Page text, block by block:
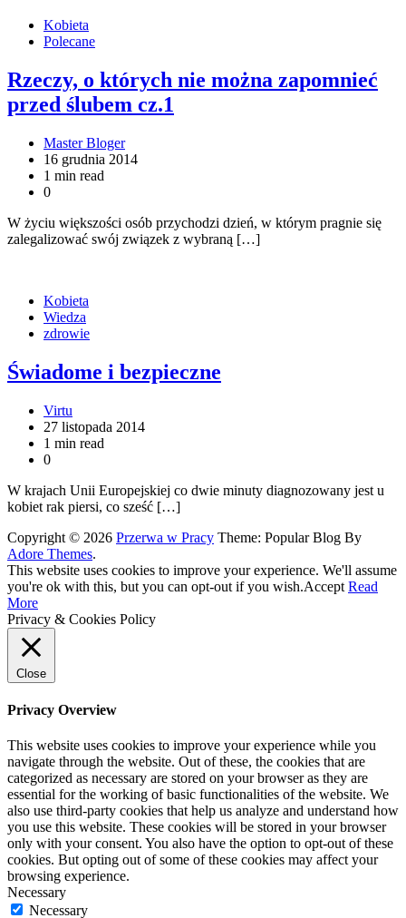
Kobieta
Polecane
Rzeczy, o których nie można zapomnieć
przed ślubem cz.1
Master Bloger
16 grudnia 2014
1 min read
0
W życiu większości osób przychodzi dzień, w którym pragnie się
zalegalizować swój związek z wybraną […]
Kobieta
Wiedza
zdrowie
Świadome i bezpieczne
Virtu
27 listopada 2014
1 min read
0
W krajach Unii Europejskiej co dwie minuty diagnozowany jest u
kobiet rak piersi, co sześć […]
Copyright © 2026 Przerwa w Pracy Theme: Popular Blog By
Adore Themes.
This website uses cookies to improve your experience. We'll assume
you're ok with this, but you can opt-out if you wish.Accept Read
More
Privacy & Cookies Policy
Close
Privacy Overview
This website uses cookies to improve your experience while you
navigate through the website. Out of these, the cookies that are
categorized as necessary are stored on your browser as they are
essential for the working of basic functionalities of the website. We
also use third-party cookies that help us analyze and understand how
you use this website. These cookies will be stored in your browser
only with your consent. You also have the option to opt-out of these
cookies. But opting out of some of these cookies may affect your
browsing experience.
Necessary
Necessary